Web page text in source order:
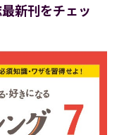
新刊をチェッ